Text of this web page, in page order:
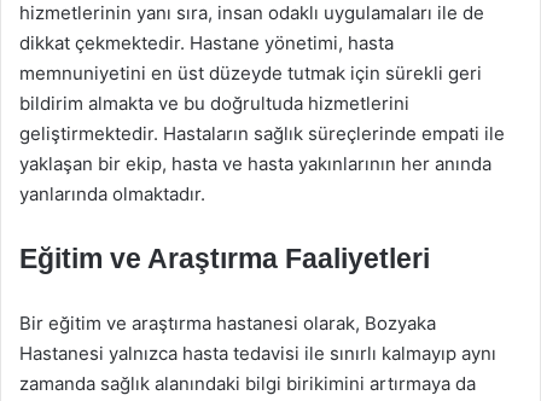
hizmetlerinin yanı sıra, insan odaklı uygulamaları ile de
dikkat çekmektedir. Hastane yönetimi, hasta
memnuniyetini en üst düzeyde tutmak için sürekli geri
bildirim almakta ve bu doğrultuda hizmetlerini
geliştirmektedir. Hastaların sağlık süreçlerinde empati ile
yaklaşan bir ekip, hasta ve hasta yakınlarının her anında
yanlarında olmaktadır.
Eğitim ve Araştırma Faaliyetleri
Bir eğitim ve araştırma hastanesi olarak, Bozyaka
Hastanesi yalnızca hasta tedavisi ile sınırlı kalmayıp aynı
zamanda sağlık alanındaki bilgi birikimini artırmaya da